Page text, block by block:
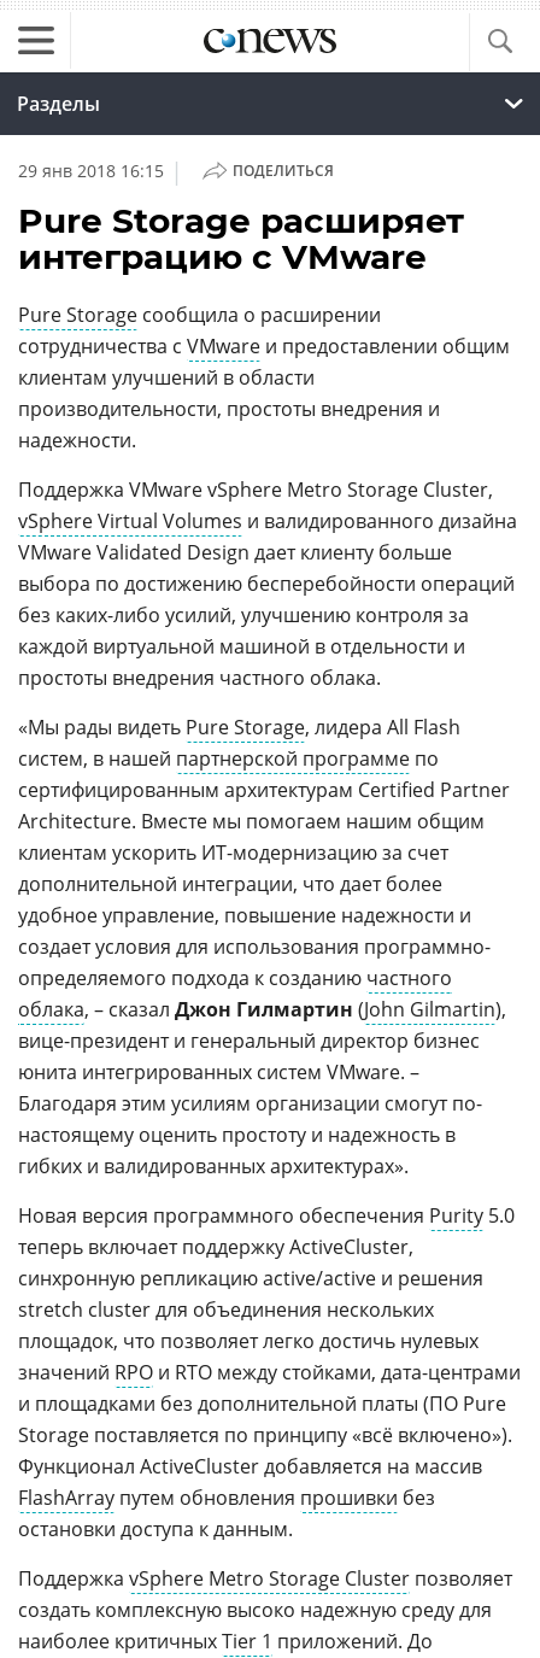
Разделы
29 янв 2018 16:15 | ПОДЕЛИТЬСЯ
Pure Storage расширяет
интеграцию с VMware
Pure Storage сообщила о расширении
сотрудничества с VMware и предоставлении общим
клиентам улучшений в области
производительности, простоты внедрения и
надежности.
Поддержка VMware vSphere Metro Storage Cluster,
vSphere Virtual Volumes и валидированного дизайна
VMware Validated Design дает клиенту больше
выбора по достижению бесперебойности операций
без каких-либо усилий, улучшению контроля за
каждой виртуальной машиной в отдельности и
простоты внедрения частного облака.
«Мы рады видеть Pure Storage, лидера All Flash
систем, в нашей партнерской программе по
сертифицированным архитектурам Certified Partner
Architecture. Вместе мы помогаем нашим общим
клиентам ускорить ИТ-модернизацию за счет
дополнительной интеграции, что дает более
удобное управление, повышение надежности и
создает условия для использования программно-
определяемого подхода к созданию частного
облака, – сказал Джон Гилмартин (John Gilmartin),
вице-президент и генеральный директор бизнес
юнита интегрированных систем VMware. –
Благодаря этим усилиям организации смогут по-
настоящему оценить простоту и надежность в
гибких и валидированных архитектурах».
Новая версия программного обеспечения Purity 5.0
теперь включает поддержку ActiveCluster,
синхронную репликацию active/active и решения
stretch cluster для объединения нескольких
площадок, что позволяет легко достичь нулевых
значений RPO и RTO между стойками, дата-центрами
и площадками без дополнительной платы (ПО Pure
Storage поставляется по принципу «всё включено»).
Функционал ActiveCluster добавляется на массив
FlashArray путем обновления прошивки без
остановки доступа к данным.
Поддержка vSphere Metro Storage Cluster позволяет
создать комплексную высоко надежную среду для
наиболее критичныхTier 1 приложений. До